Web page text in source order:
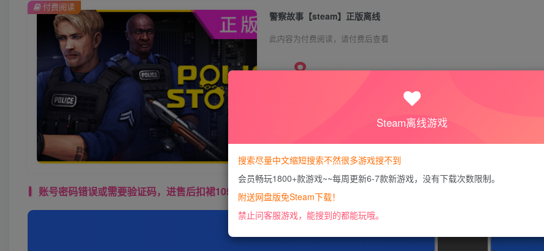
警察故事【steam】正版离线
此内容为付费阅读，请付费后查看
8
付费阅读
账号密码错误或需要验证码，进售后扣裙1050974489 使用教程： https://docs.qq.com/doc/DU0VHUUFRS2xDa1Jp
Steam离线游戏
搜索尽量中文缩短搜索不然很多游戏搜不到
会员畅玩1800+款游戏~~每周更新6-7款新游戏，没有下载次数限制。
附送网盘版免Steam下载！
禁止问客服游戏，能搜到的都能玩哦。